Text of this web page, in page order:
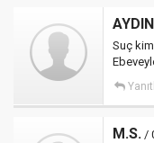
Suç
M.S. /